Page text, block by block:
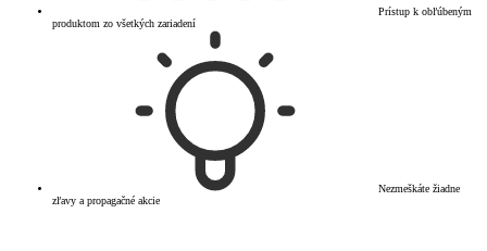
Prístup k obľúbeným
produktom zo všetkých zariadení
Nezmeškáte žiadne
zľavy a propagačné akcie